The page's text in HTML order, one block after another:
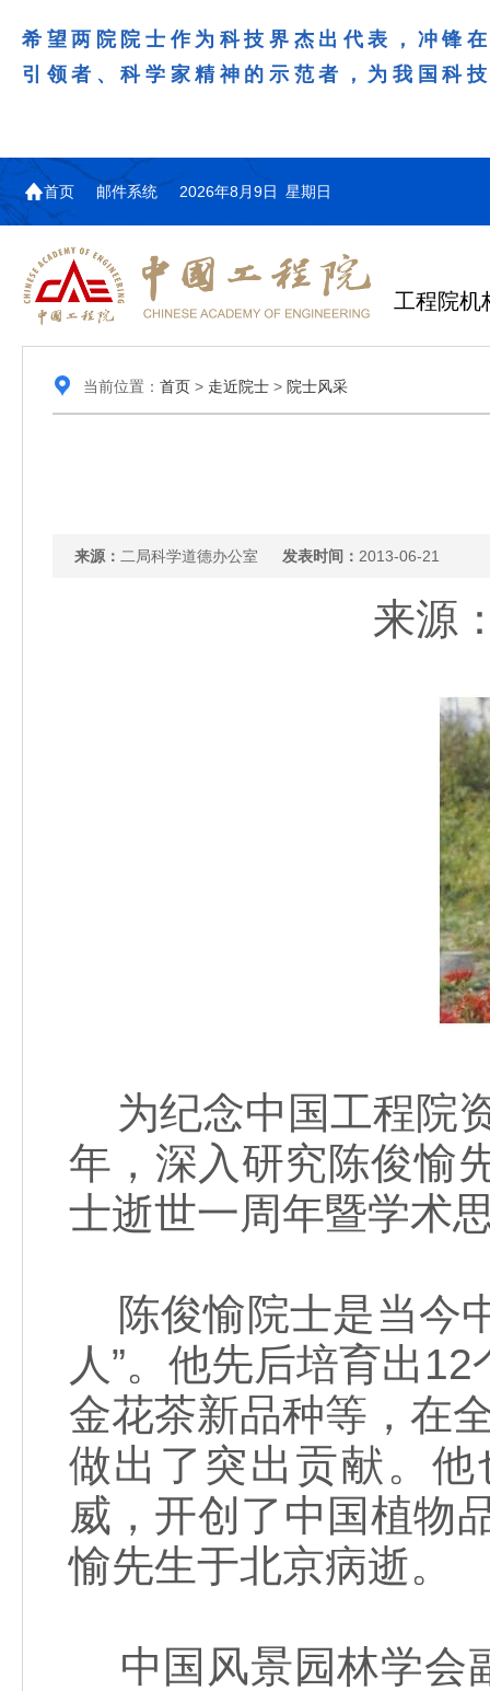
希望两院院士作为科技界杰出代表，冲锋
引领者、科学家精神的示范者，为我国科
首页 邮件系统 2026年8月9日 星期日
工程院机
当前位置： 首页> 走近院士> 院士风采
来源： 二局科学道德办公室 发表时间： 2013-06-21
来源
为纪念中国工程院
年，深入研究陈俊愉
士逝世一周年暨学术
陈俊愉院士是当今
人”。他先后培育出
金花茶新品种等，在
做出了突出贡献。
威，开创了中国植物
愉先生于北京病逝。
中国风景园林学会